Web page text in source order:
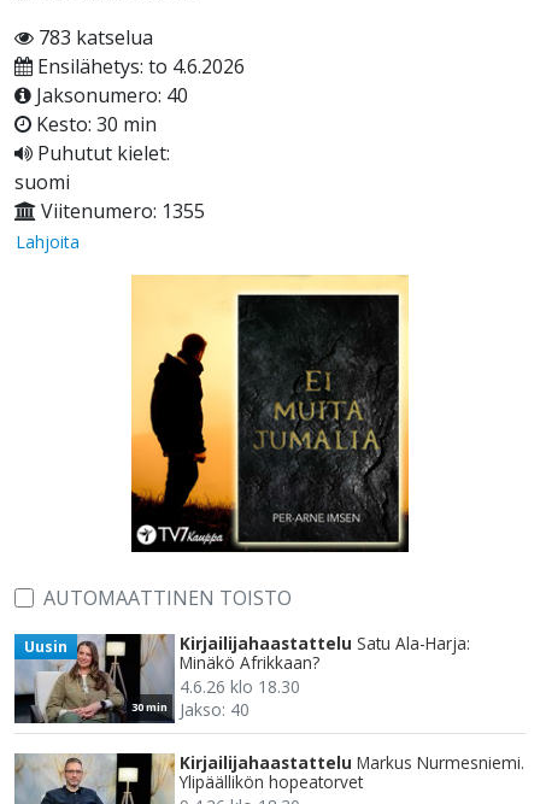
783 katselua
Ensilähetys: to 4.6.2026
Jaksonumero: 40
Kesto: 30 min
Puhutut kielet:
suomi
Viitenumero: 1355
Lahjoita
AUTOMAATTINEN TOISTO
30 min
Uusin Kirjailijahaastattelu Satu Ala-Harja:
Minäkö Afrikkaan?
4.6.26 klo 18.30
Jakso: 40
Kirjailijahaastattelu Markus Nurmesniemi.
Ylipäällikön hopeatorvet